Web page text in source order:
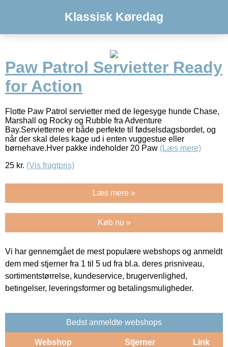
Klassisk Køredag
Paw Patrol Servietter Ready
for Action
Flotte Paw Patrol servietter med de legesyge hunde Chase,
Marshall og Rocky og Rubble fra Adventure
Bay.Servietterne er både perfekte til fødselsdagsbordet, og
når der skal deles kage ud i enten vuggestue eller
børnehave.Hver pakke indeholder 20 Paw (Læs mere)
25 kr. (Vis fragtpris)
Læs mere »
Køb nu »
Vi har gennemgået de mest populære webshops og anmeldt
dem med stjerner fra 1 til 5 ud fra bl.a. deres prisniveau,
sortimentstørrelse, kundeservice, brugervenlighed,
betingelser, leveringsformer og betalingsmuligheder.
Bedst anmeldte webshops
Webshop Stjerner Link